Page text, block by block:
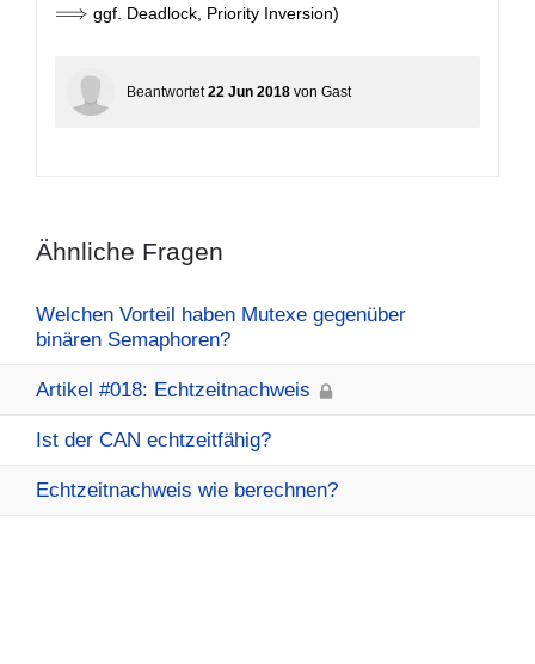
\Longrightarrow
⟹ ggf. Deadlock, Priority Inversion)
Beantwortet 22 Jun 2018 von Gast
Ähnliche Fragen
Welchen Vorteil haben Mutexe gegenüber
binären Semaphoren?
Artikel #018: Echtzeitnachweis
Ist der CAN echtzeitfähig?
Echtzeitnachweis wie berechnen?